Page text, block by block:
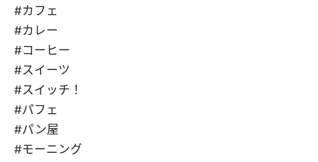
#カフェ
#カレー
#コーヒー
#スイーツ
#スイッチ！
#パフェ
#パン屋
#モーニング